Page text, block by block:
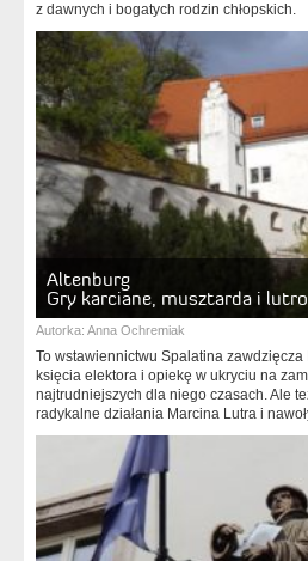
z dawnych i bogatych rodzin chłopskich.
Altenburg
Gry karciane, musztarda i
Autorka: Anna Ochremiak
To wstawiennictwu Spalatina zawdzięcza
księcia elektora i opiekę w ukryciu na
najtrudniejszych dla niego czasach. Ale
radykalne działania Marcina Lutra i